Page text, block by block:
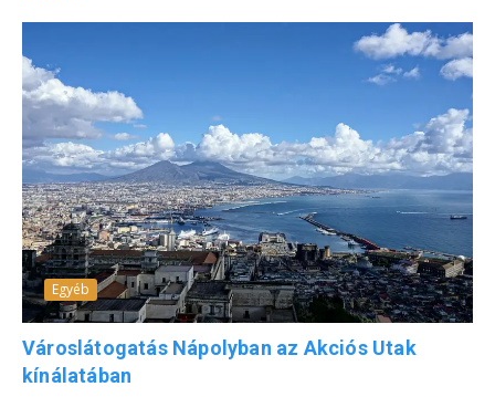
Egyéb
Városlátogatás Nápolyban az Akciós Utak
kínálatában